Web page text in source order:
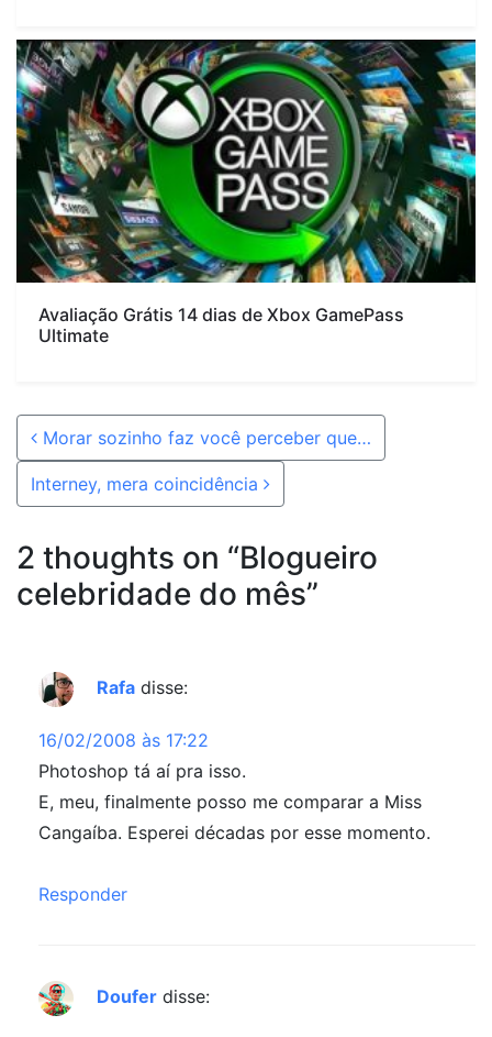
Avaliação Grátis 14 dias de Xbox GamePass
Ultimate
Post navigation
Morar sozinho faz você perceber que…
Interney, mera coincidência
2 thoughts on “Blogueiro
celebridade do mês”
Rafa disse:
16/02/2008 às 17:22
Photoshop tá aí pra isso.
E, meu, finalmente posso me comparar a Miss
Cangaíba. Esperei décadas por esse momento.
Responder
Doufer disse: